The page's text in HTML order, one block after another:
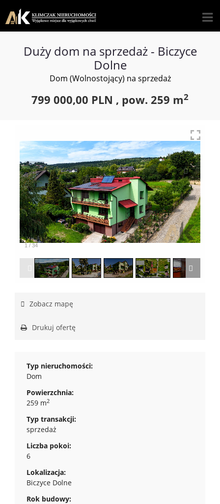
Duży dom na sprzedaż - Biczyce
Dolne
Dom (Wolnostojący) na sprzedaż
799 000,00 PLN , pow. 259 m2
1 / 34
Zobacz mapę
Drukuj ofertę
Typ nieruchomości:
Dom
Powierzchnia:
259 m2
Typ transakcji:
sprzedaż
Liczba pokoi:
6
Lokalizacja:
Biczyce Dolne
Rok budowy: